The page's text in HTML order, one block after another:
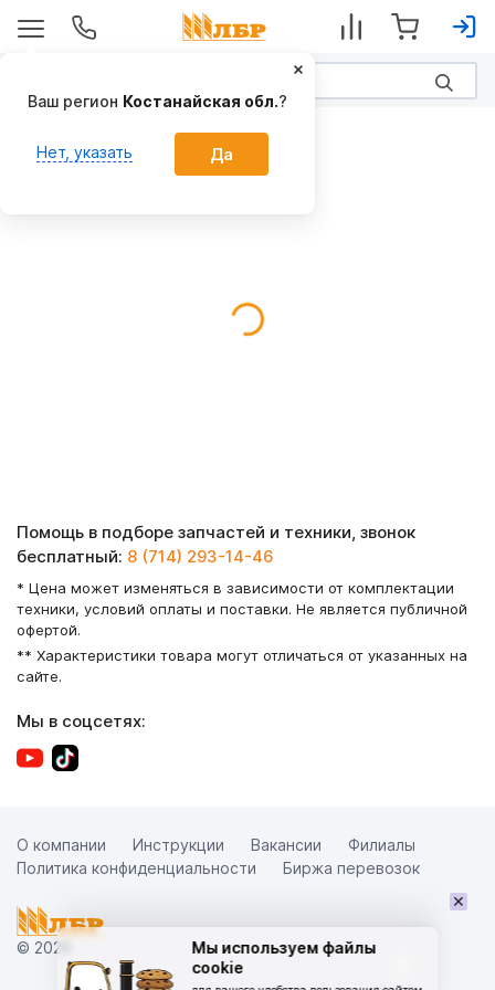
Мы используем файлы
cookie
Помощь в подборе запчастей и техники, звонок
бесплатный: 8 (714) 293-14-46
* Цена может изменяться в зависимости от комплектации
техники, условий оплаты и поставки. Не является публичной
офертой.
** Характеристики товара могут отличаться от указанных на
сайте.
Мы в соцсетях:
© 2026
О компании Инструкции Вакансии
Филиалы
Политика конфиденциальности
Биржа перевозок
×
Ваш регион Костанайская обл.?
Нет, указать Да